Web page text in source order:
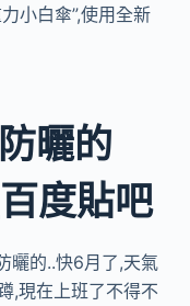
小白傘”,使用全新
曬的
度貼吧
曬的..快6月了,天氣
,現在上班了不得不